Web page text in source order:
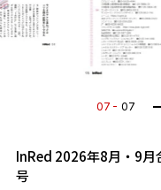
07 07
InRed 2026年8月・9月
号